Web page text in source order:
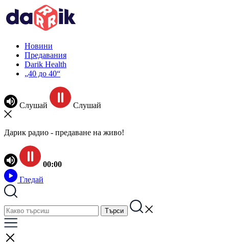
Новини
Предавания
Darik Health
„40 до 40“
Слушай Слушай
Дарик радио - предаване на живо!
00:00
Гледай